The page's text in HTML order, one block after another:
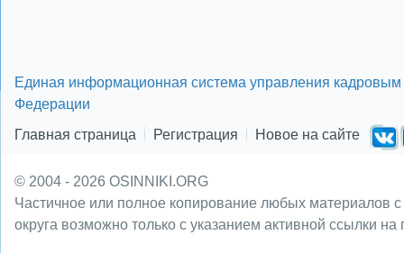
Единая информационная система управления кадровым
Федерации
Главная страница
Регистрация Новое на сайте
© 2004 - 2026 OSINNIKI.ORG
Частичное или полное копирование любых материалов
округа возможно только с указанием активной ссылки на